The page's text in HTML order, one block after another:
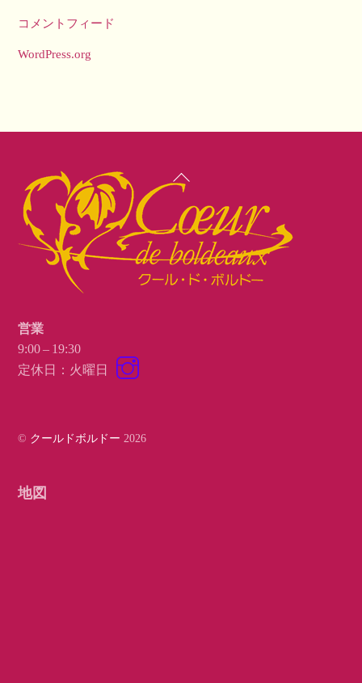
コメントフィード
WordPress.org
Back
To
Top
営業
9:00 – 19:30
定休日：火曜日
© クールドボルドー 2026
地図